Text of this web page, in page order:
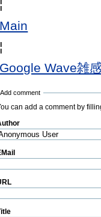
¦
Main
¦
Google Wave雑
Add comment
can add a comment by